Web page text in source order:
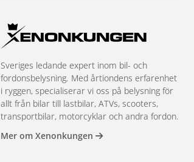
Sveriges ledande expert inom bil- och
fordonsbelysning. Med årtiondens erfarenhet
i ryggen, specialiserar vi oss på belysning för
allt från bilar till lastbilar, ATVs, scooters,
transportbilar, motorcyklar och andra fordon.
Mer om Xenonkungen